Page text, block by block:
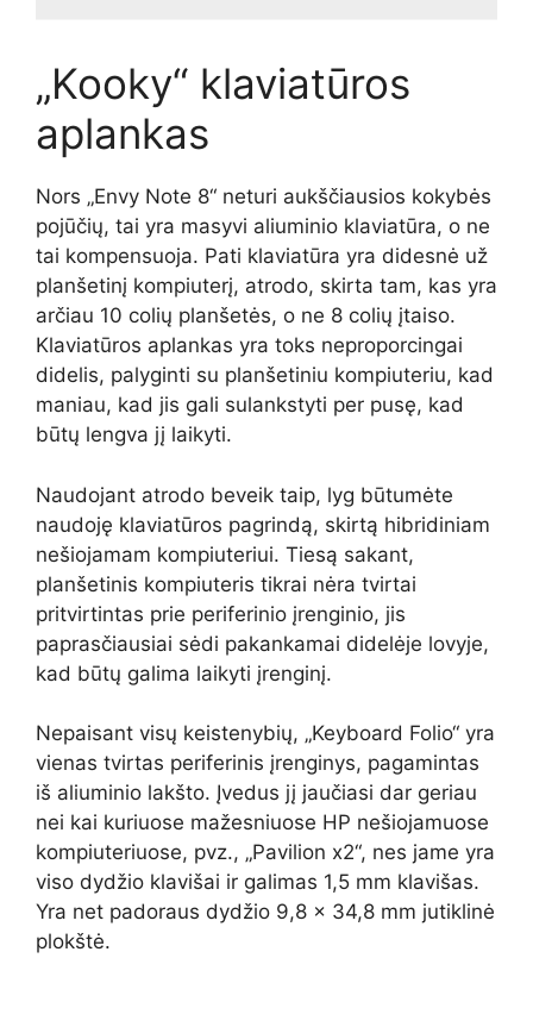
„Kooky“ klaviatūros
aplankas
Nors „Envy Note 8“ neturi aukščiausios kokybės
pojūčių, tai yra masyvi aliuminio klaviatūra, o ne
tai kompensuoja. Pati klaviatūra yra didesnė už
planšetinį kompiuterį, atrodo, skirta tam, kas yra
arčiau 10 colių planšetės, o ne 8 colių įtaiso.
Klaviatūros aplankas yra toks neproporcingai
didelis, palyginti su planšetiniu kompiuteriu, kad
maniau, kad jis gali sulankstyti per pusę, kad
būtų lengva jį laikyti.
Naudojant atrodo beveik taip, lyg būtumėte
naudoję klaviatūros pagrindą, skirtą hibridiniam
nešiojamam kompiuteriui. Tiesą sakant,
planšetinis kompiuteris tikrai nėra tvirtai
pritvirtintas prie periferinio įrenginio, jis
paprasčiausiai sėdi pakankamai didelėje lovyje,
kad būtų galima laikyti įrenginį.
Nepaisant visų keistenybių, „Keyboard Folio“ yra
vienas tvirtas periferinis įrenginys, pagamintas
iš aliuminio lakšto. Įvedus jį jaučiasi dar geriau
nei kai kuriuose mažesniuose HP nešiojamuose
kompiuteriuose, pvz., „Pavilion x2“, nes jame yra
viso dydžio klavišai ir galimas 1,5 mm klavišas.
Yra net padoraus dydžio 9,8 x 34,8 mm jutiklinė
plokštė.